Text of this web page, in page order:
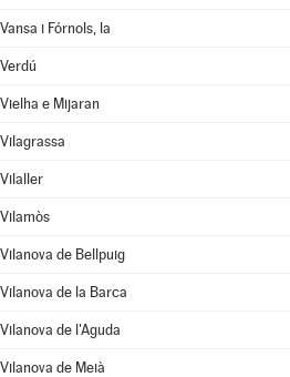
Vansa i Fórnols, la
Verdú
Vielha e Mijaran
Vilagrassa
Vilaller
Vilamòs
Vilanova de Bellpuig
Vilanova de la Barca
Vilanova de l'Aguda
Vilanova de Meià